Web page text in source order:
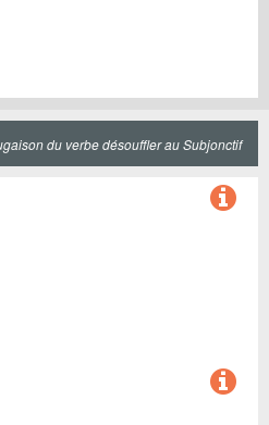
du verbe désouffler au Subjonctif